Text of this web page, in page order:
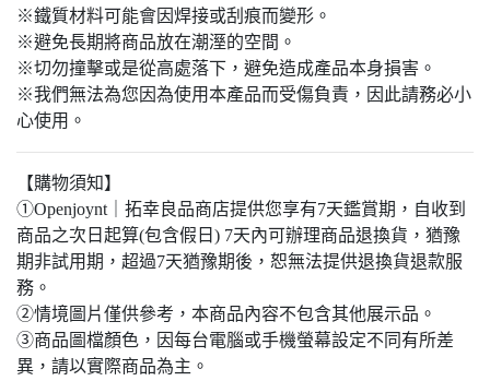
※鐵質材料可能會因焊接或刮痕而變形。
※避免長期將商品放在潮溼的空間。
※切勿撞擊或是從高處落下，避免造成產品本身損害。
※我們無法為您因為使用本產品而受傷負責，因此請務必小
心使用。
【購物須知】
①Openjoynt｜拓幸良品商店提供您享有7天鑑賞期，自收到
商品之次日起算(包含假日) 7天內可辦理商品退換貨，猶豫
期非試用期，超過7天猶豫期後，恕無法提供退換貨退款服
務。
②情境圖片僅供參考，本商品內容不包含其他展示品。
③商品圖檔顏色，因每台電腦或手機螢幕設定不同有所差
異，請以實際商品為主。​